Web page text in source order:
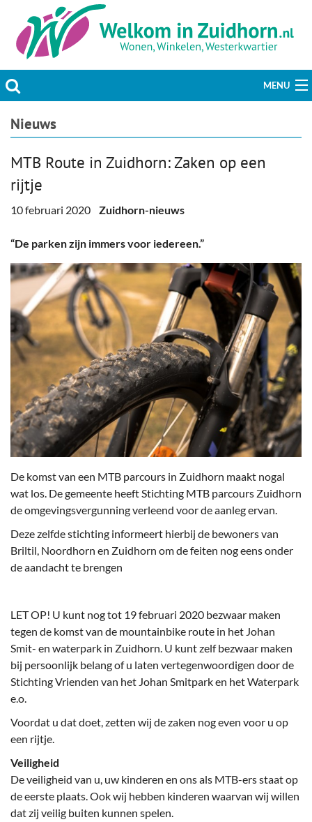
MENU
Actueel
Welzijn & Maatschappij
Bedrijven
Prikbord & Aanbiedingen
Plaats bericht
Nieuws
MTB Route in Zuidhorn: Zaken op een
rijtje
10 februari 2020 Zuidhorn-nieuws
“De parken zijn immers voor iedereen.”
De komst van een MTB parcours in Zuidhorn maakt nogal
wat los. De gemeente heeft Stichting MTB parcours Zuidhorn
de omgevingsvergunning verleend voor de aanleg ervan.
Deze zelfde stichting informeert hierbij de bewoners van
Briltil, Noordhorn en Zuidhorn om de feiten nog eens onder
de aandacht te brengen
LET OP! U kunt nog tot 19 februari 2020 bezwaar maken
tegen de komst van de mountainbike route in het Johan
Smit- en waterpark in Zuidhorn. U kunt zelf bezwaar maken
bij persoonlijk belang of u laten vertegenwoordigen door de
Stichting Vrienden van het Johan Smitpark en het Waterpark
e.o.
Voordat u dat doet, zetten wij de zaken nog even voor u op
een rijtje.
Veiligheid
De veiligheid van u, uw kinderen en ons als MTB-ers staat op
de eerste plaats. Ook wij hebben kinderen waarvan wij willen
dat zij veilig buiten kunnen spelen.